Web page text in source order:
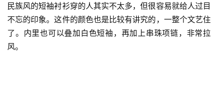
民族风的短袖衬衫穿的人其实不太多，但很容易就给人过目
不忘的印象。这件的颜色也是比较有讲究的，一整个文艺住
了。内里也可以叠加白色短袖，再加上串珠项链，非常拉
风。